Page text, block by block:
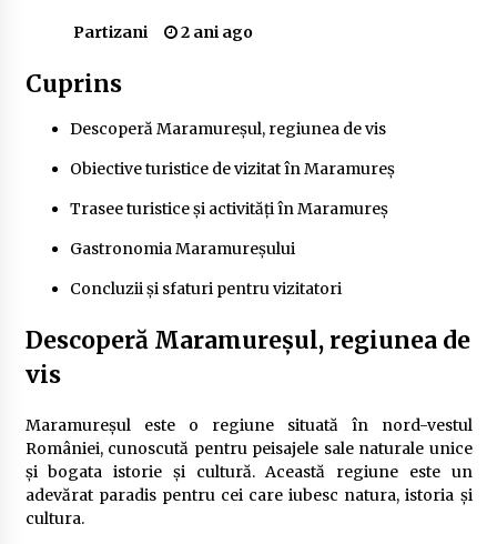
2 ani ago
Cele mai bune locuri pentru pescuitul crapului
în România (2024)
2 ani ago
crap: Ghid complet pentru pescari
2 ani ago
2 ani ago
Partizani 2 ani ago
Cuprins
Descoperă Maramureșul, regiunea de vis
Obiective turistice de vizitat în Maramureș
Trasee turistice și activități în Maramureș
Gastronomia Maramureșului
Concluzii și sfaturi pentru vizitatori
Descoperă Maramureșul, regiunea de
vis
Maramureșul este o regiune situată în nord-vestul
României, cunoscută pentru peisajele sale naturale unice
și bogata istorie și cultură. Această regiune este un
adevărat paradis pentru cei care iubesc natura, istoria și
cultura.